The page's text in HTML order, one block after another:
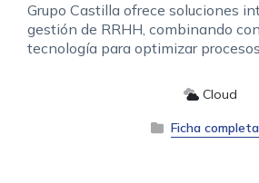
Grupo Castilla ofrece soluciones
gestión de RRHH, combinando
tecnología para optimizar
Cloud
Ficha